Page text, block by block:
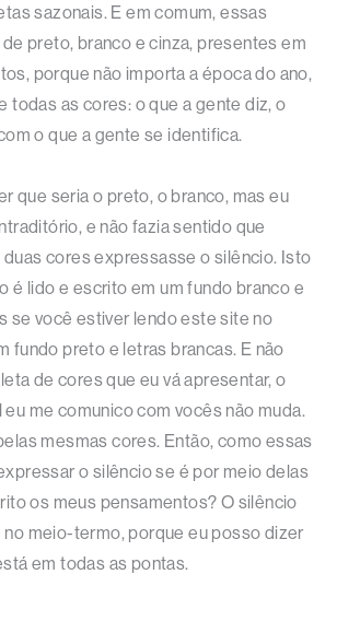
sazonais. E em comum, essas
preto, branco e cinza, presentes em
porque não importa a época do ano,
todas as cores: o que a gente diz, o
o que a gente se identifica.
que seria o preto, o branco, mas eu
e não fazia sentido que
duas cores expressasse o silêncio. Isto
é lido e escrito em um fundo branco e
se você estiver lendo este site no
fundo preto e letras brancas. E não
de cores que eu vá apresentar, o
me comunico com vocês não muda.
mesmas cores. Então, como essas
o silêncio se é por meio delas
os meus pensamentos? O silêncio
meio-termo, porque eu posso dizer
em todas as pontas.